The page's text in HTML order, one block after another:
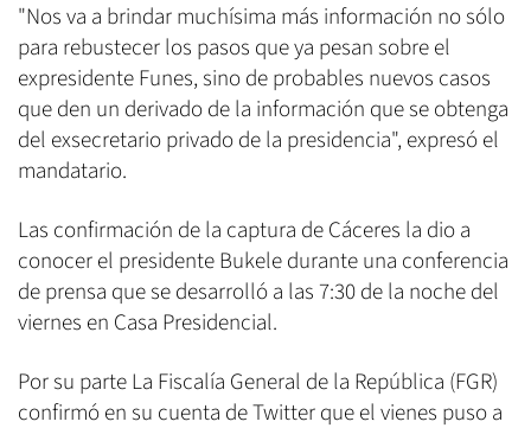
"Nos va a brindar muchísima más información no sólo
para rebustecer los pasos que ya pesan sobre el
expresidente Funes, sino de probables nuevos casos
que den un derivado de la información que se obtenga
del exsecretario privado de la presidencia", expresó el
mandatario.
Las confirmación de la captura de Cáceres la dio a
conocer el presidente Bukele durante una conferencia
de prensa que se desarrolló a las 7:30 de la noche del
viernes en Casa Presidencial.
Por su parte La Fiscalía General de la República (FGR)
confirmó en su cuenta de Twitter que el vienes puso a